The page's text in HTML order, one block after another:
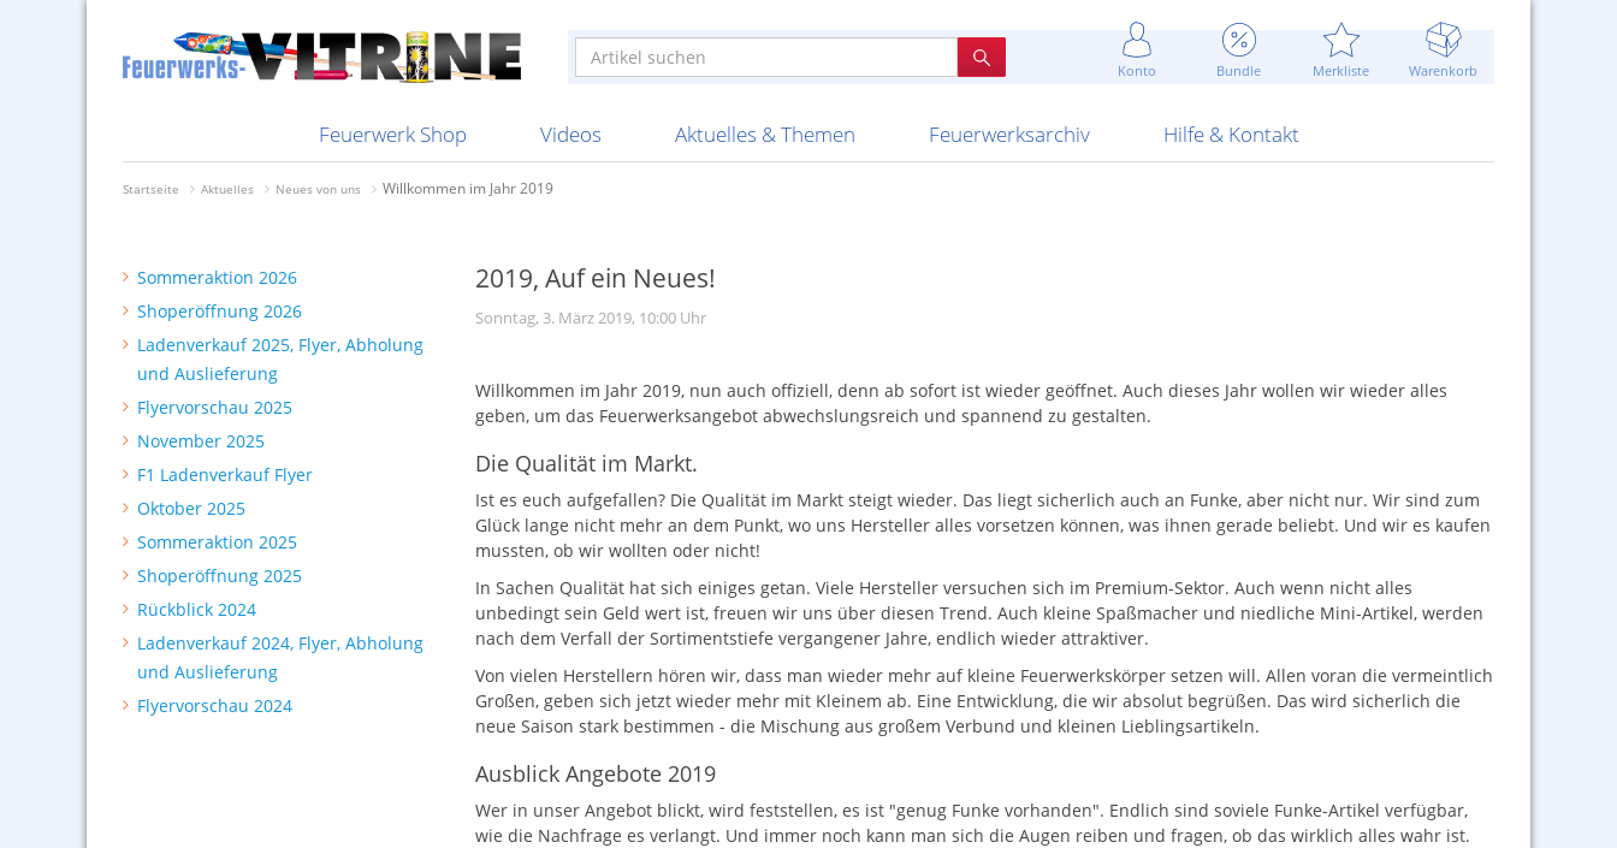
Konto Bundle Merkliste Warenkorb
Feuerwerk Shop
Bunte Feuerwerksvitrine
Kisten
Raketen
Sortimente
Schallerzeuger P1
Feuerwerk T1
Schachteln und Attrappen
Streich- und Bengalhölzer
Blitzschnell...
Sommerpreise u.v.m.
Videos
2026
Silvester 2025
Knallkörper
Batterien
Knallkörper
Batterien
Aktuelles & Themen
Shoperöffnung 2026
Ladenverkauf 2025, Flyer,
Schweizer Impressionen
Feuerwerkstourismus
Ladenverkauf 2024
20 Jahre Feuerwerksvitrine
Ausnahmegenehmigung
Sammlertreffen
Feuerwerksarchiv
Depyfag, Pyrofa &
Silberhütte
Knallkörper
Batterien
Fireworks Apel Feuerwerk Argento Feuerwerk ARS Pirotecnia
BKV Vuurwerk Bothmer Pyrotechnik
Hilfe & Kontakt
Mindestbestellwert
Selbstabholung
Zahlfristen
Rabatte
Bestellschluss
Altersnachweis
Versanddienste
Gewerbetreibende
Kontaktformular
AGB
Startseite Aktuelles Neues von uns Willkommen im Jahr 2019
Sommeraktion 2026
Shoperöffnung 2026
Ladenverkauf 2025, Flyer, Abholung
und Auslieferung
Flyervorschau 2025
November 2025
F1 Ladenverkauf Flyer
Oktober 2025
Sommeraktion 2025
Shoperöffnung 2025
Rückblick 2024
Ladenverkauf 2024, Flyer, Abholung
und Auslieferung
Flyervorschau 2024
2019, Auf ein Neues!
Sonntag, 3. März 2019, 10:00 Uhr
Willkommen im Jahr 2019, nun auch offiziell, denn ab sofort ist wieder geöffnet. Auch dieses Jahr wollen wir wieder alles
geben, um das Feuerwerksangebot abwechslungsreich und spannend zu gestalten.
Die Qualität im Markt.
Ist es euch aufgefallen? Die Qualität im Markt steigt wieder. Das liegt sicherlich auch an Funke, aber nicht nur. Wir sind zum
Glück lange nicht mehr an dem Punkt, wo uns Hersteller alles vorsetzen können, was ihnen gerade beliebt. Und wir es kaufen
mussten, ob wir wollten oder nicht!
In Sachen Qualität hat sich einiges getan. Viele Hersteller versuchen sich im Premium-Sektor. Auch wenn nicht alles
unbedingt sein Geld wert ist, freuen wir uns über diesen Trend. Auch kleine Spaßmacher und niedliche Mini-Artikel, werden
nach dem Verfall der Sortimentstiefe vergangener Jahre, endlich wieder attraktiver.
Von vielen Herstellern hören wir, dass man wieder mehr auf kleine Feuerwerkskörper setzen will. Allen voran die vermeintlich
Großen, geben sich jetzt wieder mehr mit Kleinem ab. Eine Entwicklung, die wir absolut begrüßen. Das wird sicherlich die
neue Saison stark bestimmen - die Mischung aus großem Verbund und kleinen Lieblingsartikeln.
Ausblick Angebote 2019
Wer in unser Angebot blickt, wird feststellen, es ist "genug Funke vorhanden". Endlich sind soviele Funke-Artikel verfügbar,
wie die Nachfrage es verlangt. Und immer noch kann man sich die Augen reiben und fragen, ob das wirklich alles wahr ist.